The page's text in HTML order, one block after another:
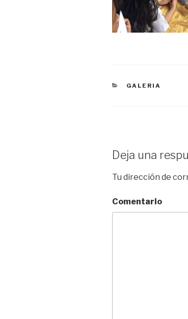
CATEGORÍAS
GALERIA
Deja una
Tu dirección de
Comentario